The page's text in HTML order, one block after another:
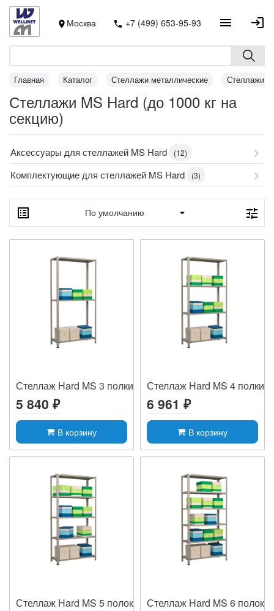
Москва +7 (499) 653-95-93
Главная Каталог Стеллажи металлические Стеллажи
Стеллажи MS Hard (до 1000 кг на
секцию)
Аксессуары для стеллажей MS Hard (12)
Комплектующие для стеллажей MS Hard (3)
Стеллаж Hard MS 3 полки
5 840 ₽
В корзину
Стеллаж Hard MS 4 полки
6 961 ₽
В корзину
Стеллаж Hard MS 5 полок Стеллаж Hard MS 6 полок